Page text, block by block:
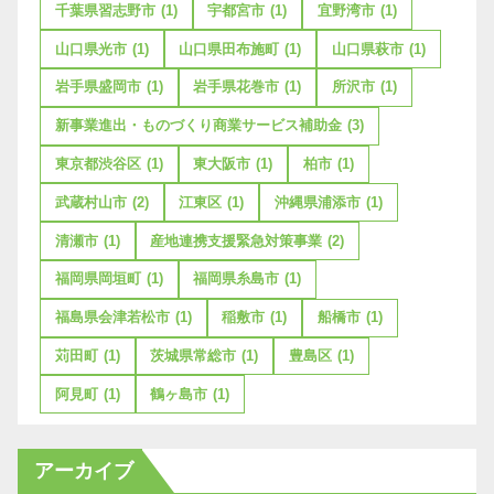
千葉県習志野市 (1) 宇都宮市 (1) 宜野湾市 (1)
山口県光市 (1) 山口県田布施町 (1) 山口県萩市 (1)
岩手県盛岡市 (1) 岩手県花巻市 (1) 所沢市 (1)
新事業進出・ものづくり商業サービス補助金 (3)
東京都渋谷区 (1) 東大阪市 (1) 柏市 (1)
武蔵村山市 (2) 江東区 (1) 沖縄県浦添市 (1)
清瀬市 (1) 産地連携支援緊急対策事業 (2)
福岡県岡垣町 (1) 福岡県糸島市 (1)
福島県会津若松市 (1) 稲敷市 (1) 船橋市 (1)
苅田町 (1) 茨城県常総市 (1) 豊島区 (1)
阿見町 (1) 鶴ヶ島市 (1)
アーカイブ